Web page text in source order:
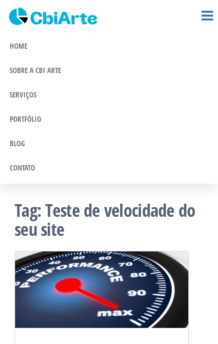
Pular
para
HOME
SOBRE A CBI ARTE
SERVIÇOS
PORTFÓLIO
BLOG
CONTATO
Tag:Teste de velocidade do
seu site